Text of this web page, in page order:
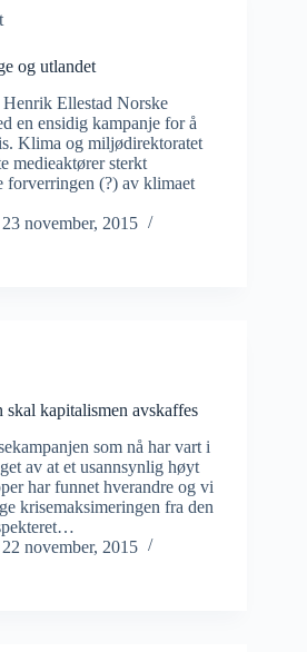
og utlandet
Ellestad Norske
en ensidig kampanje for å
Klima og miljødirektoratet
medieaktører sterkt
forverringen (?) av klimaet
23 november, 2015
kapitalismen avskaffes
som nå har vart i
av at et usannsynlig høyt
har funnet hverandre og vi
krisemaksimeringen fra den
22 november, 2015